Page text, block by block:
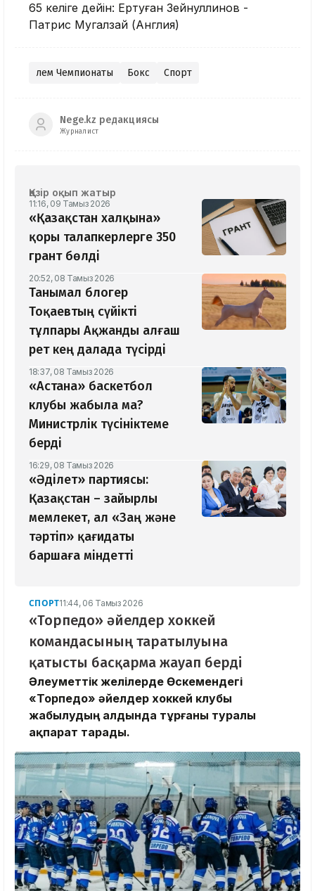
65 келіге дейін: Ертуған Зейнуллинов -
Патрис Мугалзай (Англия)
Әлем Чемпионаты Бокс Спорт
Nege.kz редакциясы
Журналист
Қазір оқып жатыр
11:16, 09 Тамыз 2026
«Қазақстан халқына»
қоры талапкерлерге 350
грант бөлді
20:52, 08 Тамыз 2026
Танымал блогер
Тоқаевтың сүйікті
тұлпары Ақжанды алғаш
рет кең далада түсірді
18:37, 08 Тамыз 2026
«Астана» баскетбол
клубы жабыла ма?
Министрлік түсініктеме
берді
16:29, 08 Тамыз 2026
«Әділет» партиясы:
Қазақстан – зайырлы
мемлекет, ал «Заң және
тәртіп» қағидаты
баршаға міндетті
СПОРТ11:44, 06 Тамыз 2026
«Торпедо» әйелдер хоккей
командасының таратылуына
қатысты басқарма жауап берді
Әлеуметтік желілерде Өскемендегі
«Торпедо» әйелдер хоккей клубы
жабылудың алдында тұрғаны туралы
ақпарат тарады.